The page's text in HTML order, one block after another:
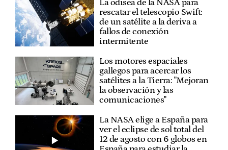
La odisea de la NASA para
rescatar el telescopio Swift:
de un satélite a la deriva a
fallos de conexión
intermitente
Los motores espaciales
gallegos para acercar los
satélites a la Tierra: "Mejoran
la observación y las
comunicaciones"
La NASA elige a España para
ver el eclipse de sol total del
12 de agosto con 6 globos en